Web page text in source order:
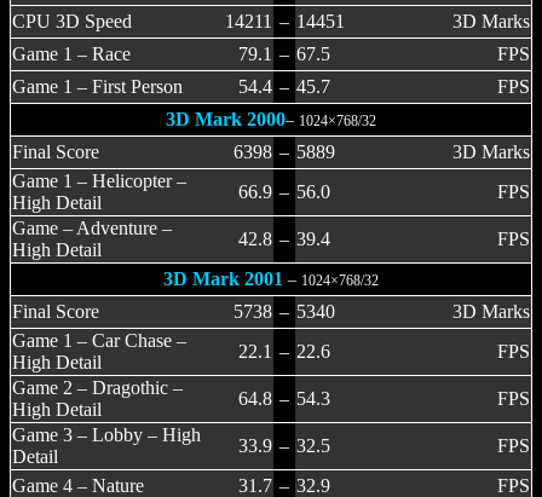
CPU 3D Speed
14211 – 14451
3D Marks
Game 1 – Race
79.1 – 67.5
FPS
Game 1 – First Person
54.4 – 45.7
FPS
3D Mark 2000– 1024×768/32
Final Score 6398 – 5889
3D Marks
Game 1 – Helicopter –
High Detail
66.9 – 56.0
FPS
Game – Adventure –
High Detail
42.8 – 39.4
FPS
3D Mark 2001 – 1024×768/32
Final Score 5738 – 5340
3D Marks
Game 1 – Car Chase –
High Detail
22.1 – 22.6
FPS
Game 2 – Dragothic –
High Detail
64.8 – 54.3
FPS
Game 3 – Lobby – High
Detail
33.9 – 32.5
FPS
Game 4 – Nature
31.7 – 32.9 FPS